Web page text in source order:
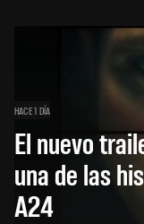
HACE 1 DÍA
El nuevo
una de las
A24